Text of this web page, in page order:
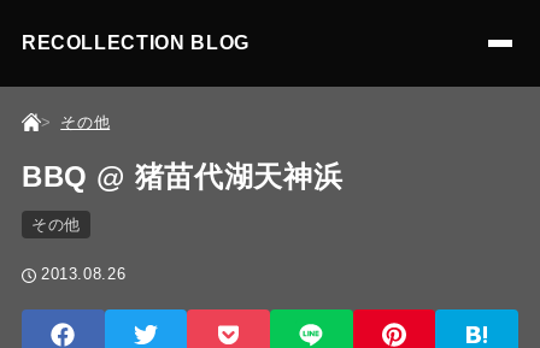
RECOLLECTION BLOG
その他
BBQ @ 猪苗代湖天神浜
その他
2013.08.26